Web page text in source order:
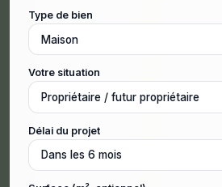
Type de bien
Votre situation
Délai du projet